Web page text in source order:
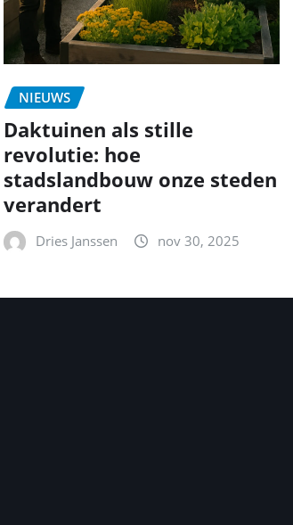
NIEUWS
Daktuinen als stille
revolutie: hoe
stadslandbouw onze steden
verandert
Dries Janssen nov 30, 2025